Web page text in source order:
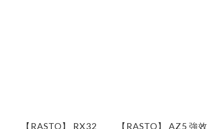
【RASTO】 RX32
【RASTO】 AZ5 強效